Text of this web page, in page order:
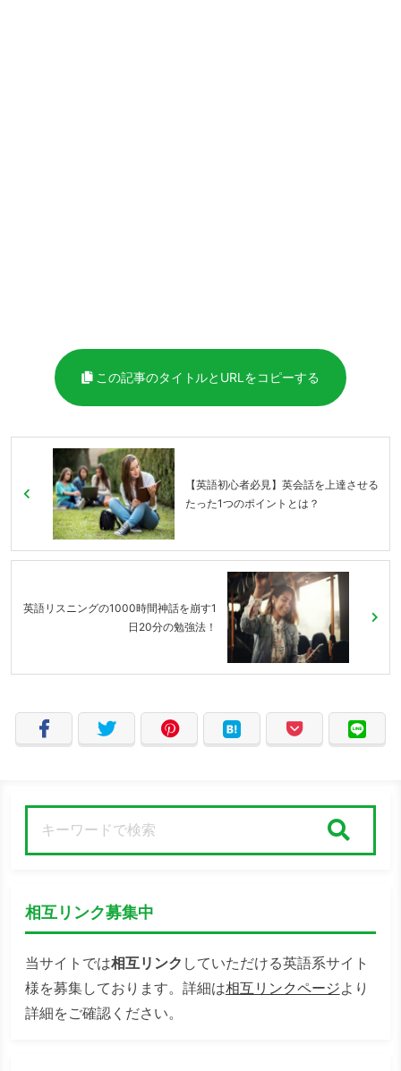
この記事のタイトルとURLをコピーする
【英語初心者必見】英会話を上達させる
たった1つのポイントとは？
英語リスニングの1000時間神話を崩す1
日20分の勉強法！
相互リンク募集中
当サイトでは相互リンク していただける英語系サイト
様を募集しております。詳細は相互リンクページより
詳細をご確認ください。